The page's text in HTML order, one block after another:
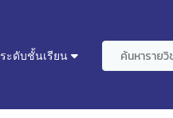
ระดับชั้นเรียน